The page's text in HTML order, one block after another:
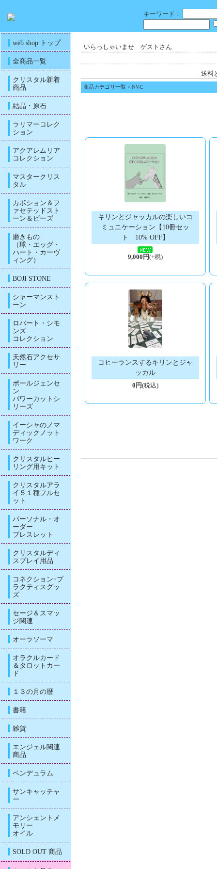
キーワード：
web shop トップ
全商品一覧
クリスタル新着
商品
結晶・原石
ラリマーコレク
ション
アクアレムリア
コレクション
マスタークリス
タル
カボション＆フ
ァセテッドスト
ーン＆ビーズ
磨きもの
（球・エッグ・
ハート・カーヴ
ィング）
BOJI STONE
シャーマンスト
ーン
ロバート・シモ
ンズ
コレクション
天然石アクセサ
リー
ポールジェンセ
ン
パワーカットシ
リーズ
イーシャのノマ
ディックノット
ワーク
クリスタルヒー
リング用キット
クリスタルアラ
イ５１種フルセ
ット
パーソナル・オ
ーダー
ブレスレット
クリスタルディ
スプレイ用品
コネクション･プ
ラクティスグッ
ズ
セージ＆スマッ
ジ関連
オーラソーマ
オラクルカード
＆タロットカー
ド
１３の月の暦
書籍
雑貨
エンジェル関連
商品
ペンデュラム
サンキャッチャ
ー
アンシェントメ
モリー
オイル
SOLD OUT 商品
いらっしゃいませ ゲストさん
送料
商品カテゴリ一覧 > NVC
キリンとジャッカルの楽しいコ
ミュニケーション【10冊セッ
ト 10% OFF】
9,000円(+税)
コヒーランスするキリンとジャ
ッカル
0円(税込)